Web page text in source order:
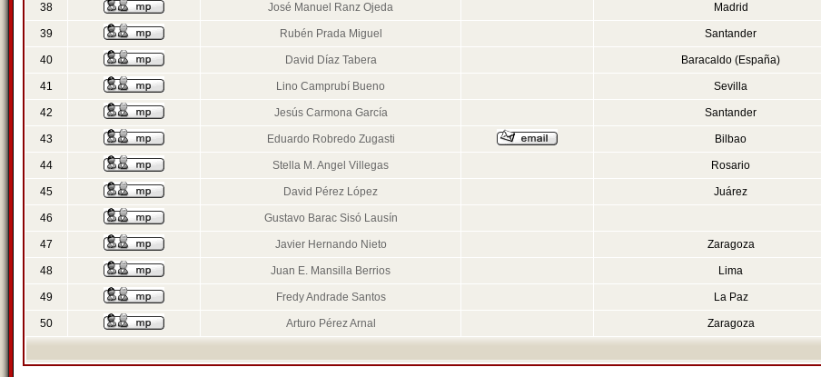
38 José Manuel Ranz Ojeda Madrid
39 Rubén Prada Miguel Santander
40 David Díaz Tabera Baracaldo (España)
41 Lino Camprubí Bueno Sevilla
42 Jesús Carmona García Santander
43 Eduardo Robredo Zugasti Bilbao
44 Stella M. Angel Villegas Rosario
45 David Pérez López Juárez
46 Gustavo Barac Sisó Lausín
47 Javier Hernando Nieto Zaragoza
48 Juan E. Mansilla Berrios Lima
49 Fredy Andrade Santos La Paz
50 Arturo Pérez Arnal Zaragoza